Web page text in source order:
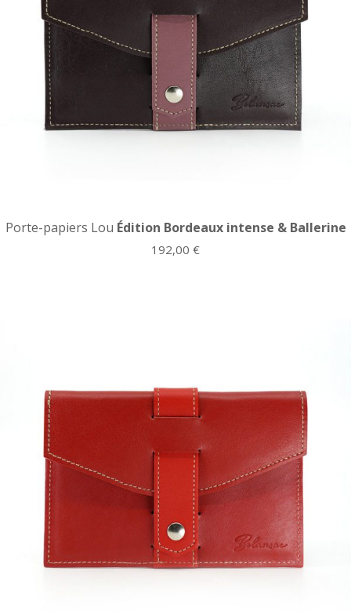
Porte-papiers Lou Édition Bordeaux intense & Ballerine
192,00 €